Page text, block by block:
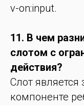
v-on:input.
11. В чем
слотом с
действия?
Слот
компоненте